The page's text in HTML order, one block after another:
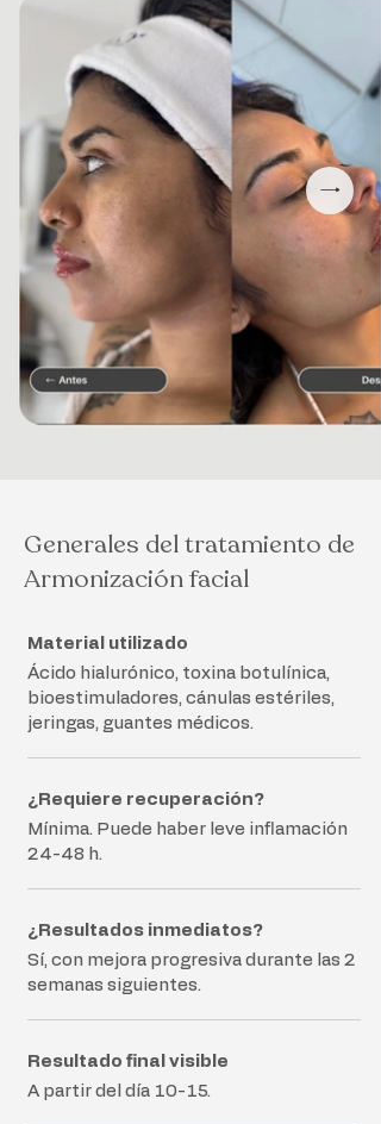
Generales del tratamiento de
Armonización facial
Material utilizado
Ácido hialurónico, toxina botulínica,
bioestimuladores, cánulas estériles,
jeringas, guantes médicos.
¿Requiere recuperación?
Mínima. Puede haber leve inflamación
24-48 h.
¿Resultados inmediatos?
Sí, con mejora progresiva durante las 2
semanas siguientes.
Resultado final visible
A partir del día 10-15.